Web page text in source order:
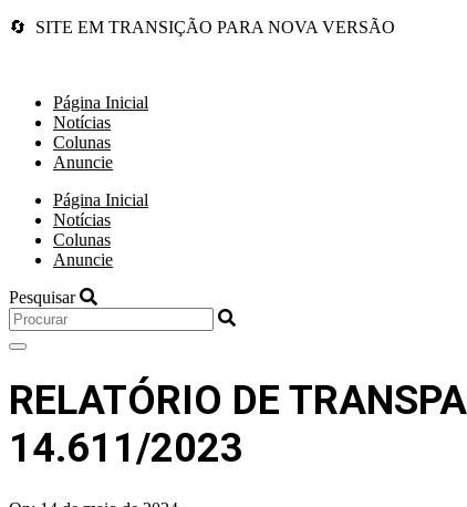
🔄 SITE EM TRANSIÇÃO PARA NOVA VERSÃO
Página Inicial
Notícias
Colunas
Anuncie
Página Inicial
Notícias
Colunas
Anuncie
Pesquisar
RELATÓRIO DE
14.611/2023